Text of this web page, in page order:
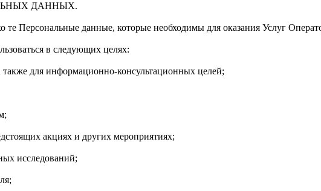
ДАННЫХ.
те Персональные данные, которые необходимы для оказания Услуг
в следующих целях:
для информационно-консультационных целей;
акциях и других мероприятиях;
исследований;